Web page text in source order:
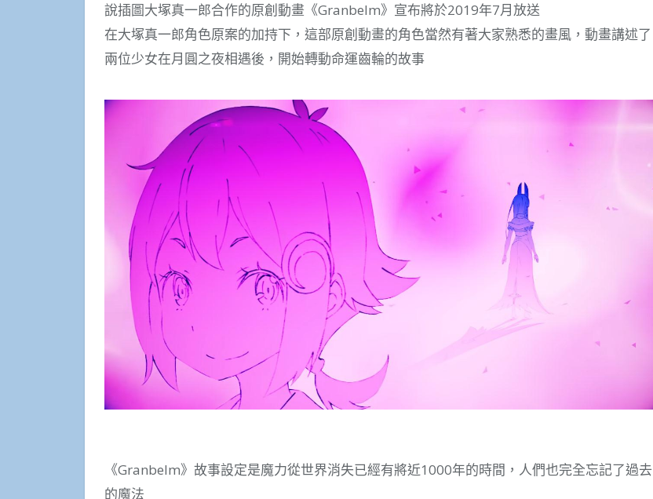
說插圖大塚真一郎合作的原創動畫《Granbelm》宣布將於2019年7月放送
在大塚真一郎角色原案的加持下，這部原創動畫的角色當然有著大家熟悉的畫風，動畫講述了
兩位少女在月圓之夜相遇後，開始轉動命運齒輪的故事
《Granbelm》故事設定是魔力從世界消失已經有將近1000年的時間，人們也完全忘記了過去
的魔法